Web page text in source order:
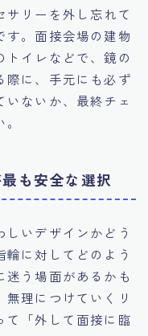
サリーを外し忘れて
す。面接会場の建物
トイレなどで、鏡の
際に、手元にも必ず
ないか、最終チェ
も安全な選択
いデザインかどう
に対してどのよう
迷う場面があるかも
理につけていくリ
て「外して面接に臨